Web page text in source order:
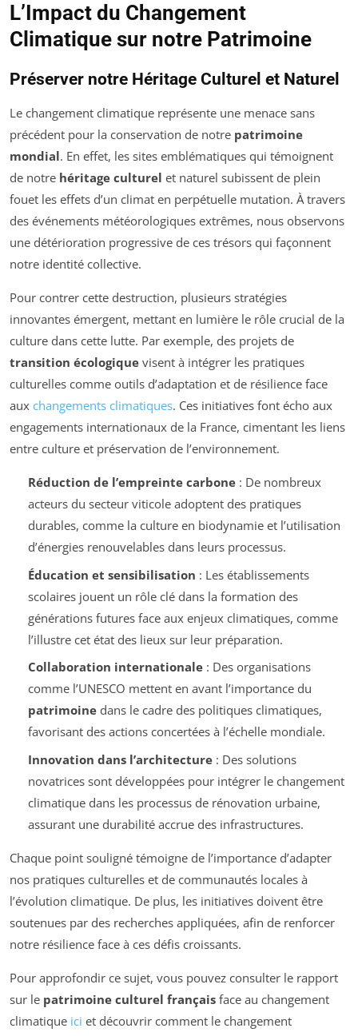
L’Impact du Changement
Climatique sur notre Patrimoine
Préserver notre Héritage Culturel et Naturel
Le changement climatique représente une menace sans
précédent pour la conservation de notre patrimoine
mondial. En effet, les sites emblématiques qui témoignent
de notre héritage culturel et naturel subissent de plein
fouet les effets d’un climat en perpétuelle mutation. À travers
des événements météorologiques extrêmes, nous observons
une détérioration progressive de ces trésors qui façonnent
notre identité collective.
Pour contrer cette destruction, plusieurs stratégies
innovantes émergent, mettant en lumière le rôle crucial de la
culture dans cette lutte. Par exemple, des projets de
transition écologique visent à intégrer les pratiques
culturelles comme outils d’adaptation et de résilience face
aux changements climatiques. Ces initiatives font écho aux
engagements internationaux de la France, cimentant les liens
entre culture et préservation de l’environnement.
Réduction de l’empreinte carbone: De nombreux
acteurs du secteur viticole adoptent des pratiques
durables, comme la culture en biodynamie et l’utilisation
d’énergies renouvelables dans leurs processus.
Éducation et sensibilisation : Les établissements
scolaires jouent un rôle clé dans la formation des
générations futures face aux enjeux climatiques, comme
l’illustre cet état des lieux sur leur préparation.
Collaboration internationale: Des organisations
comme l’UNESCO mettent en avant l’importance du
patrimoinedans le cadre des politiques climatiques,
favorisant des actions concertées à l’échelle mondiale.
Innovation dans l’architecture: Des solutions
novatrices sont développées pour intégrer le changement
climatique dans les processus de rénovation urbaine,
assurant une durabilité accrue des infrastructures.
Chaque point souligné témoigne de l’importance d’adapter
nos pratiques culturelles et de communautés locales à
l’évolution climatique. De plus, les initiatives doivent être
soutenues par des recherches appliquées, afin de renforcer
notre résilience face à ces défis croissants.
Pour approfondir ce sujet, vous pouvez consulter le rapport
sur le patrimoine culturel français face au changement
climatique ici et découvrir comment le changement